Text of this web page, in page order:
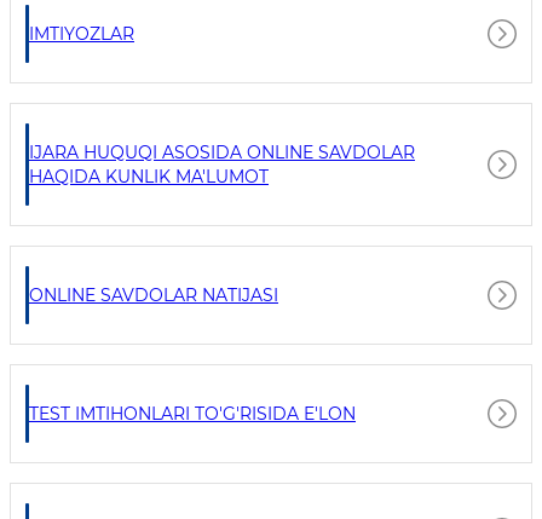
IMTIYOZLAR
IJARA HUQUQI ASOSIDA ONLINE SAVDOLAR
HAQIDA KUNLIK MA'LUMOT
ONLINE SAVDOLAR NATIJASI
TEST IMTIHONLARI TO'G'RISIDA E'LON